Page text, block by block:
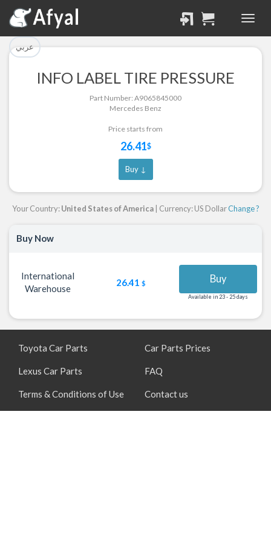
عربي
INFO LABEL TIRE PRESSURE
Part Number: A9065845000
Mercedes Benz
Price starts from
26.41$
Buy ↓
Your Country:United States of America| Currency: US DollarChange ?
Buy Now
International
Warehouse
26.41 $ Buy
Available in 23 - 25 days
تم إضافة القطعة بنجاح.
Part Successfully
Selected
تم إضافة القطعة للسلة
بنجاح.
Part Added to Cart
Toyota Car Parts
Lexus Car Parts
Terms & Conditions of Use
Car Parts Prices
FAQ
Contact us